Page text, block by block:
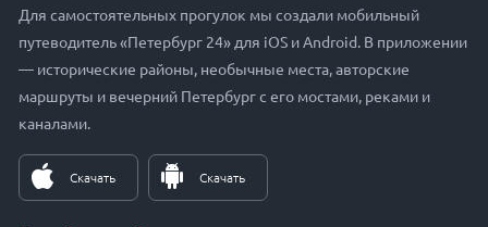
Для самостоятельных прогулок мы создали мобильный
путеводитель «Петербург 24» для iOS и Android. В приложении
— исторические районы, необычные места, авторские
маршруты и вечерний Петербург с его мостами, реками и
каналами.
Скачать Скачать